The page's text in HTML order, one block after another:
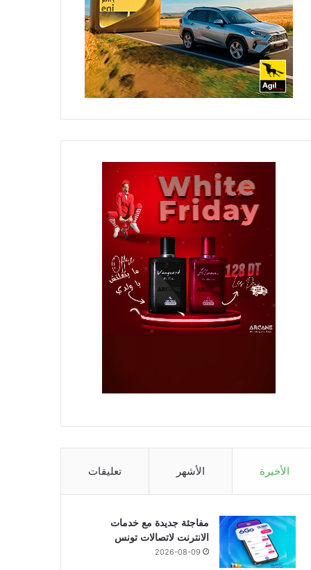
الأخيرة الأشهر تعليقات
مفاجئة جديدة مع خدمات
الانترنت لاتصالات تونس
2026-08-09